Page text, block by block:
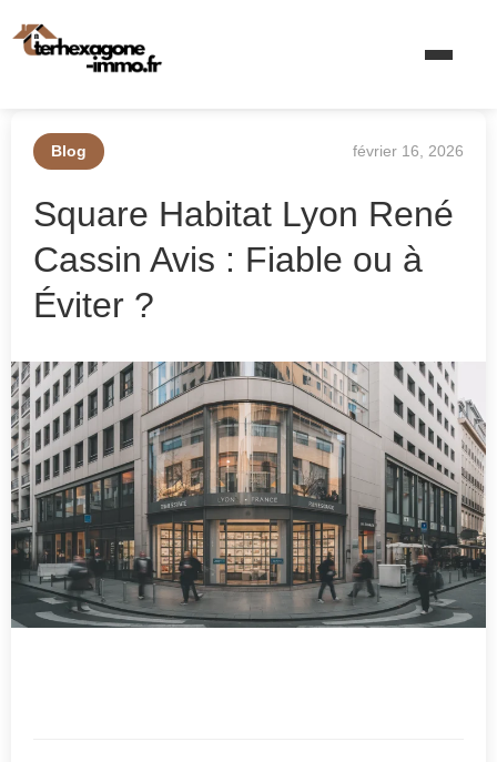
Blog février 16, 2026
Square Habitat Lyon René
Cassin Avis : Fiable ou à
Éviter ?